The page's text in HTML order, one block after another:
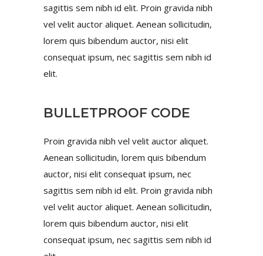
sagittis sem nibh id elit. Proin gravida nibh
vel velit auctor aliquet. Aenean sollicitudin,
lorem quis bibendum auctor, nisi elit
consequat ipsum, nec sagittis sem nibh id
elit.
BULLETPROOF CODE
Proin gravida nibh vel velit auctor aliquet.
Aenean sollicitudin, lorem quis bibendum
auctor, nisi elit consequat ipsum, nec
sagittis sem nibh id elit. Proin gravida nibh
vel velit auctor aliquet. Aenean sollicitudin,
lorem quis bibendum auctor, nisi elit
consequat ipsum, nec sagittis sem nibh id